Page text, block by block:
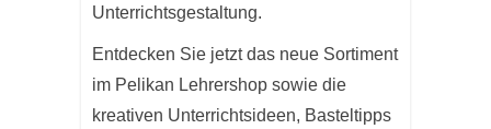
Unterrichtsgestaltung.
Entdecken Sie jetzt das neue Sortiment
im Pelikan Lehrershop sowie die
kreativen Unterrichtsideen, Basteltipps